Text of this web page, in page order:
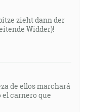
zieht dann der
Widder)!
de ellos marchará
el carnero que